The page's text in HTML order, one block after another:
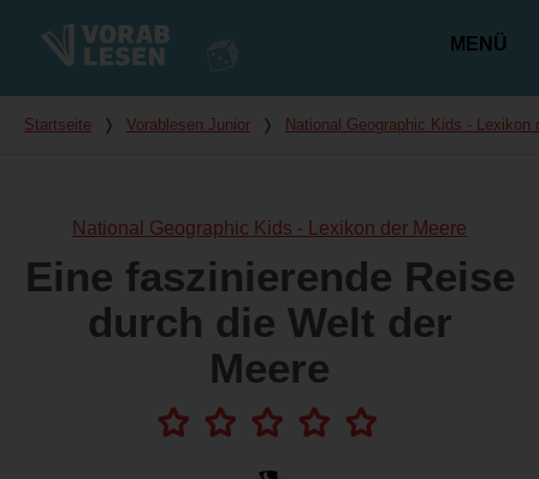
MENÜ
Du bist hier
Startseite ❭ Vorablesen Junior ❭ National Geographic Kids - Lexikon
National Geographic Kids - Lexikon der Meere
Eine faszinierende Reise
durch die Welt der
Meere